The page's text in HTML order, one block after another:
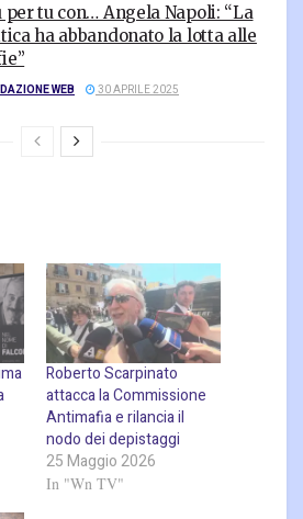
per tu con… Angela Napoli: “La
ha abbandonato la lotta alle
WEB 30 APRILE 2025
Roberto Scarpinato
attacca la Commissione
Antimafia e rilancia il
nodo dei depistaggi
25 Maggio 2026
In "Wn TV"